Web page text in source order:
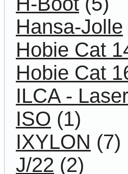
Hansa-Jolle
Hobie Cat
Hobie Cat
ILCA -
ISO (1)
IXYLON (7)
J/22 (2)